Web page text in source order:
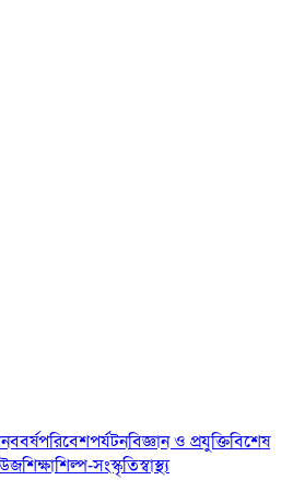
নববর্ষপরিবেশপর্যটনবিজ্ঞান ও প্রযুক্তিবিশেষ
শিক্ষাশিল্প-সংস্কৃতিস্বাস্থ্য